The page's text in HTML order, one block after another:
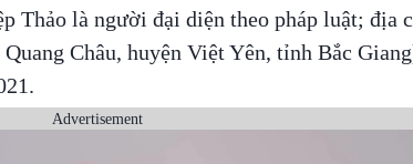
Thảo là người đại diện theo pháp luật; địa
Châu, huyện Việt Yên, tỉnh Bắc
Advertisement